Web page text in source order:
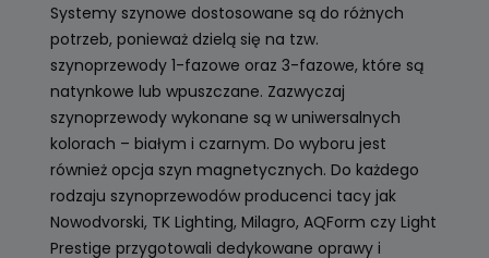
Systemy szynowe dostosowane są do różnych
potrzeb, ponieważ dzielą się na tzw.
szynoprzewody 1-fazowe oraz 3-fazowe, które są
natynkowe lub wpuszczane. Zazwyczaj
szynoprzewody wykonane są w uniwersalnych
kolorach – białym i czarnym. Do wyboru jest
również opcja szyn magnetycznych. Do każdego
rodzaju szynoprzewodów producenci tacy jak
Nowodvorski, TK Lighting, Milagro, AQForm czy Light
Prestige przygotowali dedykowane oprawy i